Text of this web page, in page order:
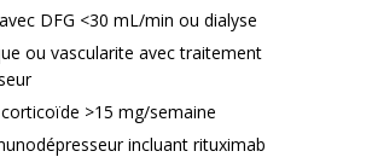
DFG <30 mL/min ou dialyse
ou vascularite avec traitement
>15 mg/semaine
incluant rituximab